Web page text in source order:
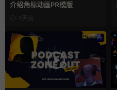
介绍角标动画PR模版
3天前